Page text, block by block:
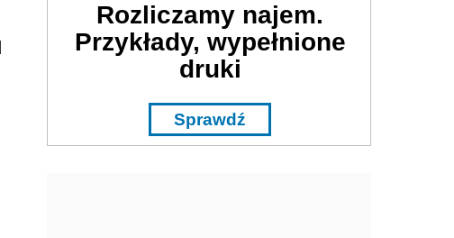
Rozliczamy najem.
Przykłady, wypełnione
druki
Sprawdź